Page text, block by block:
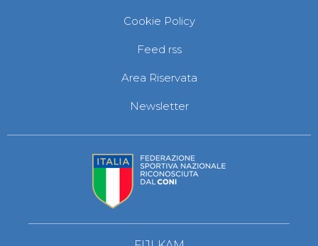
Cookie Policy
Feed rss
Area Riservata
Newsletter